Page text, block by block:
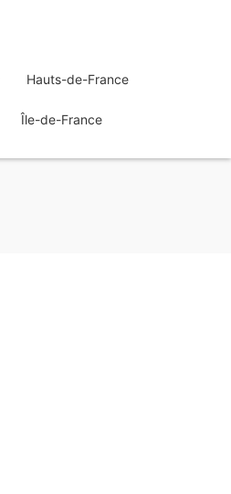
Hauts-de-France
Île-de-France